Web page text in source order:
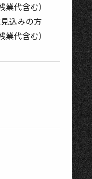
代含む）
込みの方
代含む）